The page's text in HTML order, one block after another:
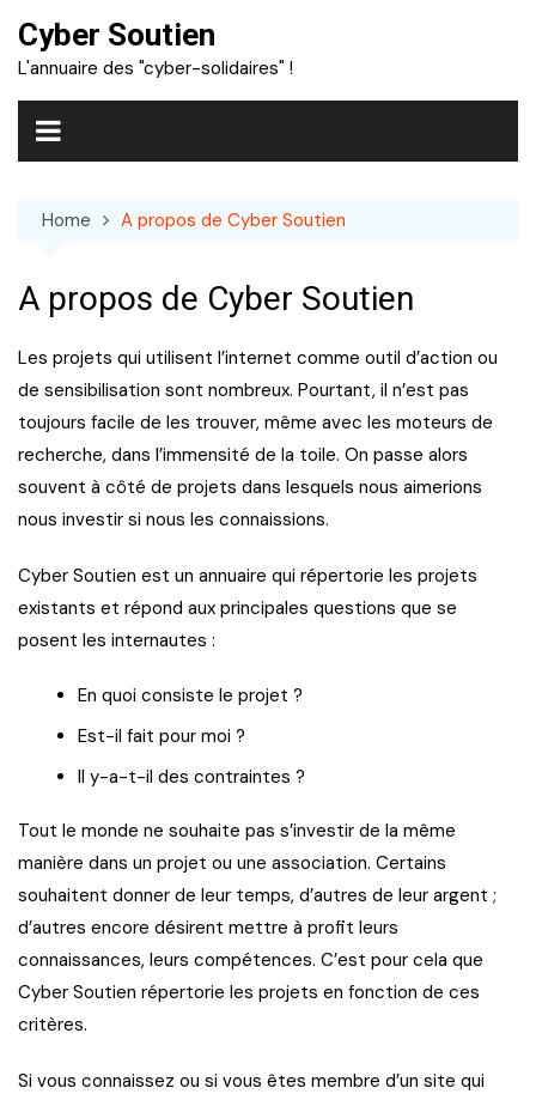
content
Cyber Soutien
L'annuaire des "cyber-solidaires" !
Home A propos de Cyber Soutien
A propos de Cyber Soutien
Les projets qui utilisent l’internet comme outil d’action ou
de sensibilisation sont nombreux. Pourtant, il n’est pas
toujours facile de les trouver, même avec les moteurs de
recherche, dans l’immensité de la toile. On passe alors
souvent à côté de projets dans lesquels nous aimerions
nous investir si nous les connaissions.
Cyber Soutien est un annuaire qui répertorie les projets
existants et répond aux principales questions que se
posent les internautes :
En quoi consiste le projet ?
Est-il fait pour moi ?
Il y-a-t-il des contraintes ?
Tout le monde ne souhaite pas s’investir de la même
manière dans un projet ou une association. Certains
souhaitent donner de leur temps, d’autres de leur argent ;
d’autres encore désirent mettre à profit leurs
connaissances, leurs compétences. C’est pour cela que
Cyber Soutien répertorie les projets en fonction de ces
critères.
Si vous connaissez ou si vous êtes membre d’un site qui